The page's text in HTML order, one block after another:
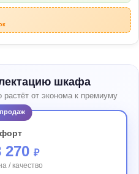
шкафа
от эконома к премиуму
продаж
270 ₽
/ качество